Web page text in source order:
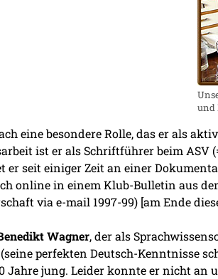
und
eine besondere Rolle, das er als
ist er als Schriftführer beim
er seit einiger Zeit an einer
online in einem Klub-Bulletin aus
via e-mail 1997-99) [am Ende
Wagner, der als
perfekten Deutsch-Kenntnisse
Jahre jung. Leider konnte er nicht an